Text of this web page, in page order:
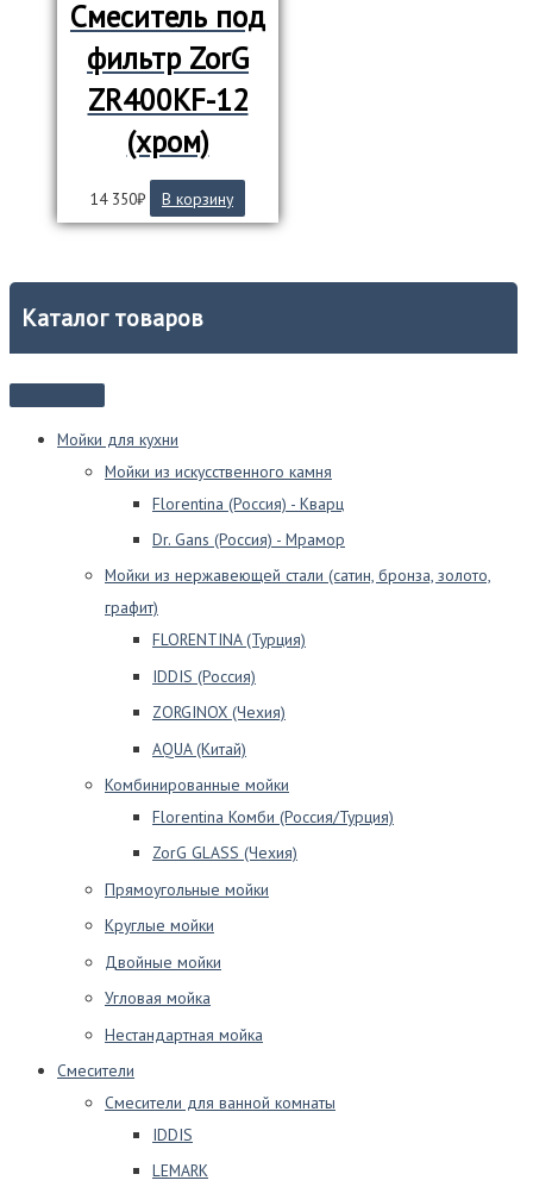
Каталог товаров
Мойки для кухни
Мойки из искусственного камня
Florentina (Россия) - Кварц
Dr. Gans (Россия) - Мрамор
Мойки из нержавеющей стали (сатин, бронза, золото,
графит)
FLORENTINA (Турция)
IDDIS (Россия)
ZORGINOX (Чехия)
AQUA (Китай)
Комбинированные мойки
Florentina Комби (Россия/Турция)
ZorG GLASS (Чехия)
Прямоугольные мойки
Круглые мойки
Двойные мойки
Угловая мойка
Нестандартная мойка
Смесители
Смесители для ванной комнаты
IDDIS
LEMARK
Смеситель под
фильтр ZorG
ZR400KF-12
(хром)
14 350₽ В корзину